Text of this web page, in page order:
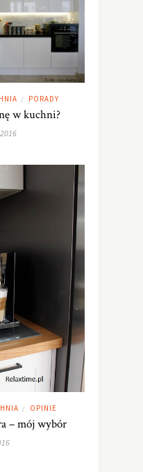
/ PORADY
w kuchni?
/ OPINIE
– mój wybór